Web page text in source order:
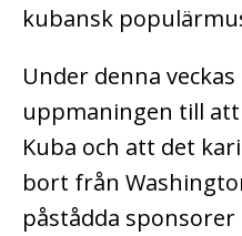
kubansk
Under denna
uppmaningen till
Kuba och att det
bort från
påstådda